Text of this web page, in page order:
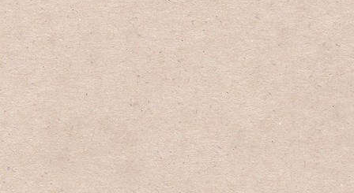
Tableaux
Apôtres
Rameaux
Gethsémani
Job
Vierge à l’enfant